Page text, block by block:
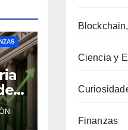
Ciencia y
Finanzas